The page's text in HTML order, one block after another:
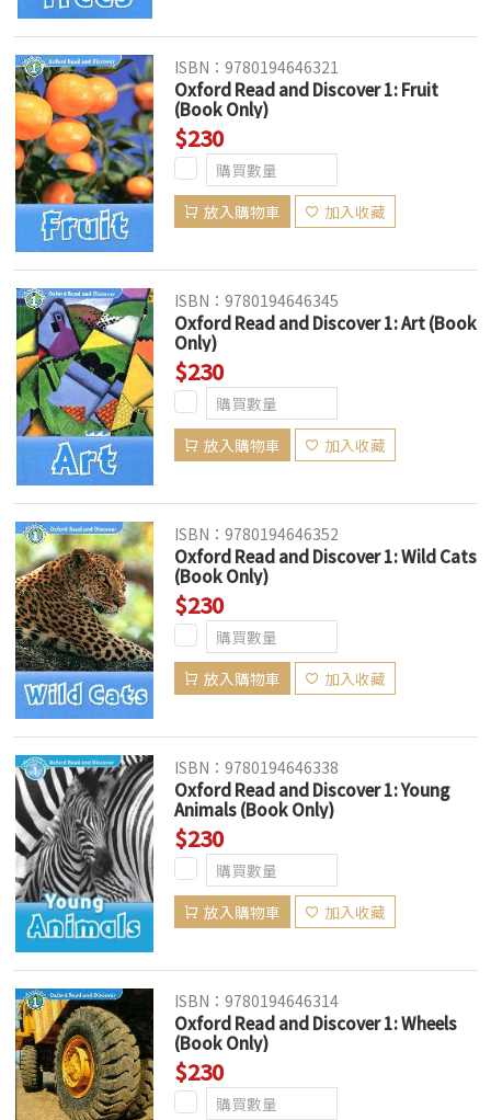
ISBN：9780194646321
Oxford Read and Discover 1: Fruit
(Book Only)
$230
放入購物車 加入收藏
ISBN：9780194646345
Oxford Read and Discover 1: Art (Book
Only)
$230
放入購物車 加入收藏
ISBN：9780194646352
Oxford Read and Discover 1: Wild Cats
(Book Only)
$230
放入購物車 加入收藏
ISBN：9780194646338
Oxford Read and Discover 1: Young
Animals (Book Only)
$230
放入購物車 加入收藏
ISBN：9780194646314
Oxford Read and Discover 1: Wheels
(Book Only)
$230